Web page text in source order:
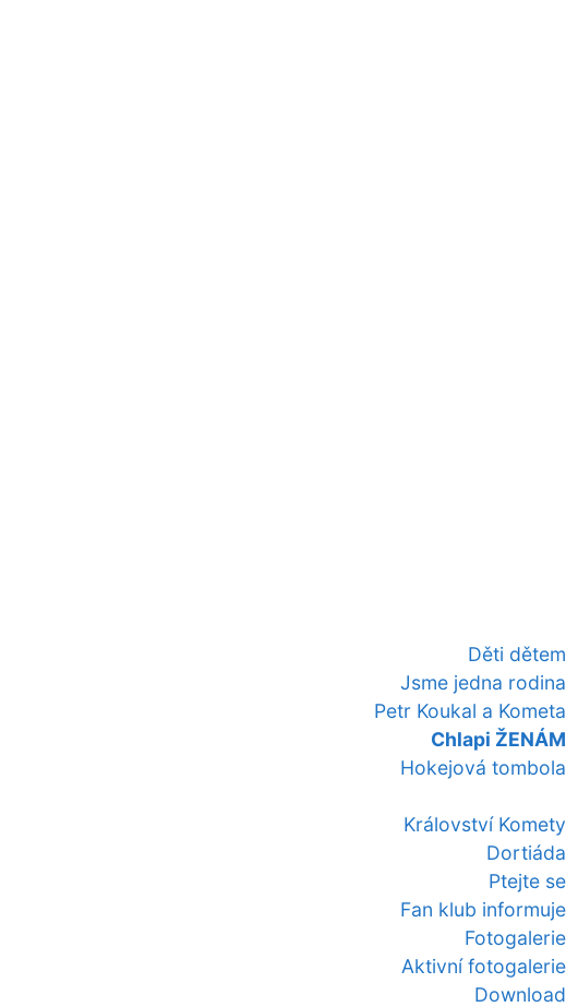
Děti dětem
Jsme jedna rodina
Petr Koukal a Kometa
Chlapi ŽENÁM
Hokejová tombola
Království Komety
Dortiáda
Ptejte se
Fan klub informuje
Fotogalerie
Aktivní fotogalerie
Download